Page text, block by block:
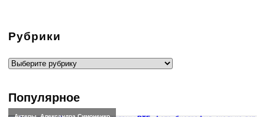
Рубрики
Рубрики
Популярное